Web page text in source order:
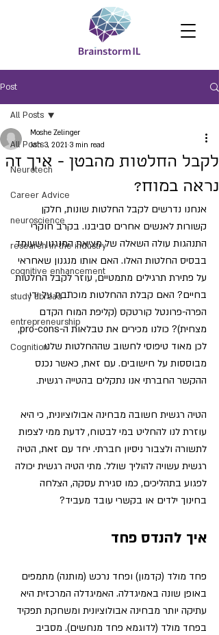
Post
All Posts
Neurotech
Career Advice
neuroscience
research in the industry
cognitive enhancement
study abroad
entrepreneurship
Cognition
All Posts
לקבל החלטות מהבטן - איך זה
נראה במוח?
Moshe Zelinger
Jan 3, 2021 3 min read
אנחנו נדרשים לקבל החלטות שונות, חלקן
קשורות לאנשים אחרים סביבנו. בקרב חוקרי
התנהגות עולה השאלה של מציאת המנגנון שעומד
בבסיס החלטות האלו. האם אותו מנגנון שאחראי
על פתירת תרגילים מתמטיים, עוזר לקבל החלטות
בחיים? האם קבלת ההחלטות מוכתבת על ידי
הפרה-פרונטל קורטקס (קליפת המוח הקדם
מצחית)? כולנו מכירים את טבלאות ה-pro-cons,
לכן מאוד טיפוסי לחשוב שההחלטות שלנו
מבוססות על חישובים. עם זאת, כאשר נכנס
ההקשר החברתי אנו נתקלים בהטייה רגשית.
הטיה רגשית חשובה מבחינה אבולוציונית, כי היא
עוזרת לנו להחליט במי לבטוח, לדעת ממי לצפות
לתשורה ולצבור ניסיון חברתי. יחד עם זאת, הטיה
רגשית עשויה להוליך שולל. מתי הטיה רגשית יכולה
לפגוע בתהליכים, כמו סגירת עסקה, הצלחה
בחינוך ילדים או בקשרי עובד מעביד?
איך להנדס פחד
פחד מולד (קדמון) ופחד נרכש (מותנה) מתמפים
באופן שונה באמיגדלה. האמיגדלה המרכזית היא
עתיקה יותר מבחינה אבולוציונית ומשחקת תפקיד
בפחד מולד (לדוגמא פחד מנחשים). מסביב